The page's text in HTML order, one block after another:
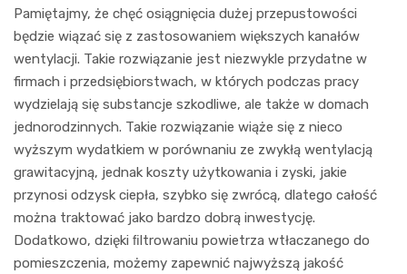
Pamiętajmy, że chęć osiągnięcia dużej przepustowości
będzie wiązać się z zastosowaniem większych kanałów
wentylacji. Takie rozwiązanie jest niezwykle przydatne w
firmach i przedsiębiorstwach, w których podczas pracy
wydzielają się substancje szkodliwe, ale także w domach
jednorodzinnych. Takie rozwiązanie wiąże się z nieco
wyższym wydatkiem w porównaniu ze zwykłą wentylacją
grawitacyjną, jednak koszty użytkowania i zyski, jakie
przynosi odzysk ciepła, szybko się zwrócą, dlatego całość
można traktować jako bardzo dobrą inwestycję.
Dodatkowo, dzięki ﬁltrowaniu powietrza wtłaczanego do
pomieszczenia, możemy zapewnić najwyższą jakość